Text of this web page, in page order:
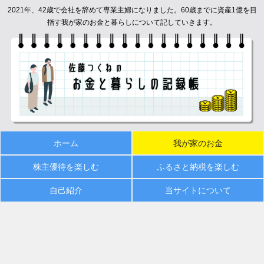
2021年、42歳で会社を辞めて専業主婦になりました。60歳までに資産1億を目
指す我が家のお金と暮らしについて記していきます。
ホーム 我が家のお金
株主優待を楽しむ ふるさと納税を楽しむ
自己紹介 当サイトについて